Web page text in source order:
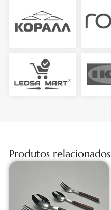
Produtos relacionados